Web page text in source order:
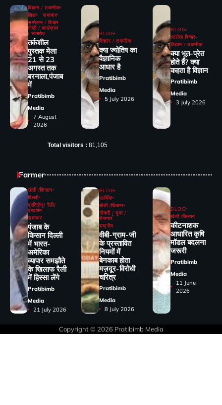
विज्ञान / तकनीक
शिक्षा
समाचार
सम्मेलन / विचार
गोष्ठी / कार्यक्रम
/ समारोह
तर्कशील
पुस्तक मेला
21 से 23
अगस्त तक
बरनाला,पंजाब
में
Pratibimb
Media
7 August
2026
BLOG
विज्ञान / तकनीक
क्या ज्योतिष का
वैज्ञानिक
आधार है
Pratibimb
Media
5 July 2026
BLOG
आलेख विचार
विज्ञान / तकनीक
क्या भूत-प्रेत
होते हैं? क्या
कहता है विज्ञान
Pratibimb
Media
3 July 2026
Total visitors : 81,105
Farmer
खेती /किसान
दिल्ली
प्रतिरोध/ रैली/
प्रदर्शन
समाचार
पंजाब के
किसान दिल्ली
में भारत-
अमेरिका
व्यापार समझौते
के खिलाफ रैली
में हिस्सा लेंगे
Pratibimb
Media
21 July 2026
BLOG
आर्थिक
खेती /किसान
नौकरी / युवा /
रोजगार
राष्ट्रीय
वीबी-ग्राम-जी
के प्रस्तावित
नियमों में
बेनकाब होता
मज़दूर-विरोधी
चरित्र
Pratibimb
Media
8 July 2026
BLOG
खेती /किसान
कीटनाशक
आधारित कृषि
मॉडल बदलना
जरूरी
Pratibimb
Media
11 June
2026
Copyright © 2026 Pratibimb Media